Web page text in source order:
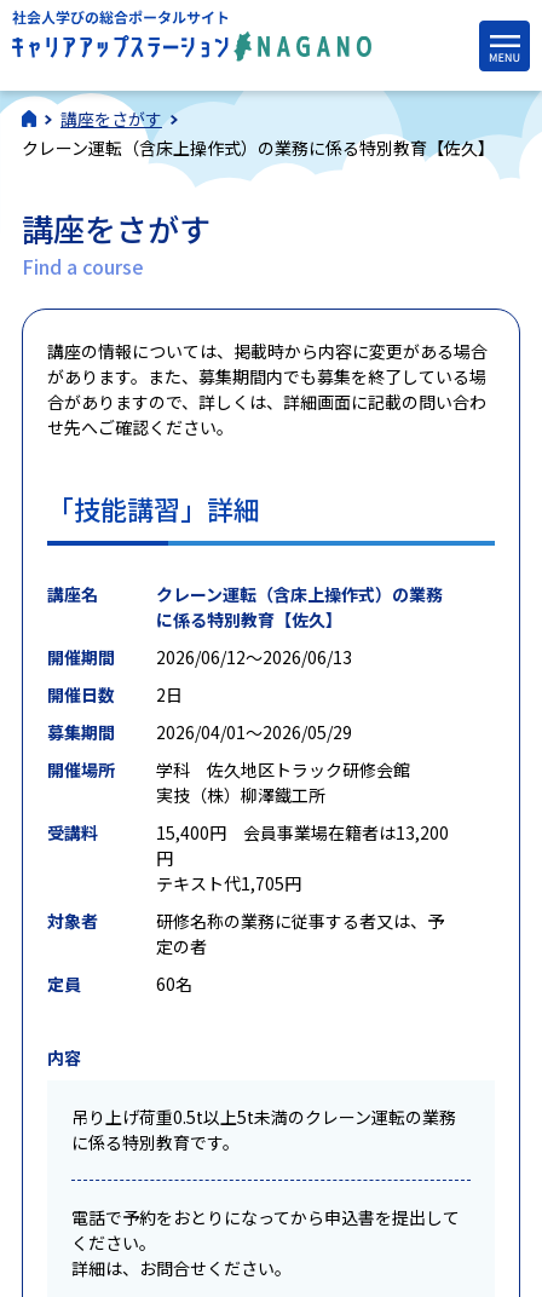
講座をさがす
クレーン運転（含床上操作式）の業務に係る特別教育【佐久】
講座をさがす
Find a course
講座の情報については、掲載時から内容に変更がある場合
があります。また、募集期間内でも募集を終了している場
合がありますので、詳しくは、詳細画面に記載の問い合わ
せ先へご確認ください。
「技能講習」詳細
講座名
クレーン運転（含床上操作式）の業務
に係る特別教育【佐久】
開催期間
2026/06/12〜2026/06/13
開催日数
2日
募集期間
2026/04/01〜2026/05/29
開催場所
学科 佐久地区トラック研修会館
実技（株）柳澤鐵工所
受講料
15,400円 会員事業場在籍者は13,200
円
テキスト代1,705円
対象者
研修名称の業務に従事する者又は、予
定の者
定員
60名
内容
吊り上げ荷重0.5t以上5t未満のクレーン運転の業務
に係る特別教育です。
電話で予約をおとりになってから申込書を提出して
ください。
詳細は、お問合せください。